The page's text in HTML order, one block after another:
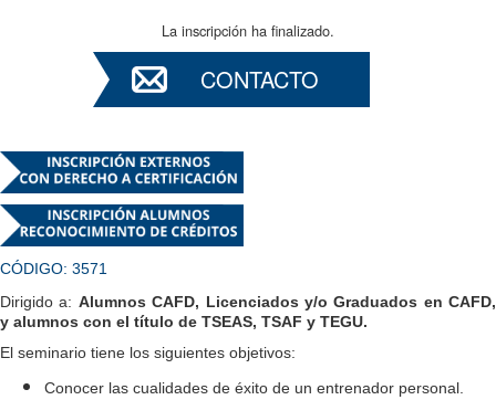
La inscripción ha finalizado.
CONTACTO
CÓDIGO: 3571
Dirigido a: Alumnos CAFD, Licenciados y/o Graduados en CAFD,
y alumnos con el título de TSEAS, TSAF y TEGU.
El seminario tiene los siguientes objetivos:
Conocer las cualidades de éxito de un entrenador personal.